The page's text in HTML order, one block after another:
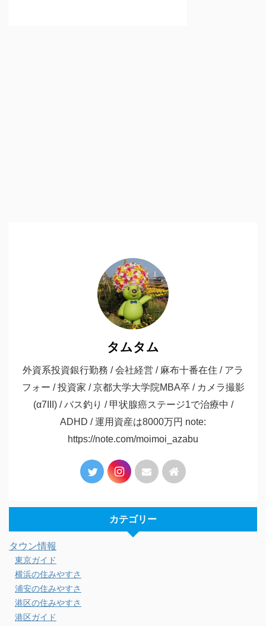
タムタム
外資系投資銀行勤務 / 会社経営 / 麻布十番在住 / アラ
フォー / 投資家 / 京都大学大学院MBA卒 / カメラ撮影
(α7III) / バス釣り / 甲状腺癌ステージ1で治療中 /
ADHD / 運用資産は8000万円 note:
https://note.com/moimoi_azabu
カテゴリー
タウン情報
東京ガイド
横浜の住みやすさ
浦安の住みやすさ
港区の住みやすさ
港区ガイド